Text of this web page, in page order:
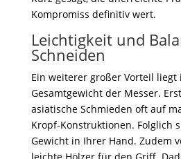
Kompromiss definitiv wert.
Leichtigkeit und
Schneiden
Ein weiterer großer Vorteil liegt
Gesamtgewicht der Messer.
asiatische Schmieden oft auf
Kropf-Konstruktionen. Folglich
Gewicht in Ihrer Hand. Zudem